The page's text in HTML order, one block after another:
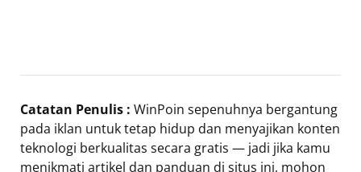
Catatan Penulis : WinPoin sepenuhnya bergantung
pada iklan untuk tetap hidup dan menyajikan konten
teknologi berkualitas secara gratis — jadi jika kamu
menikmati artikel dan panduan di situs ini, mohon